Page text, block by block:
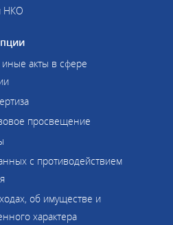
НКО
акты в сфере
просвещение
с противодействием
об имуществе и
характера